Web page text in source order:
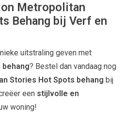
Metropolitan
Behang bij Verf en
uitstraling geven met
? Bestel dan vandaag nog
Stories Hot Spots behang bij
een stijlvolle en
woning!